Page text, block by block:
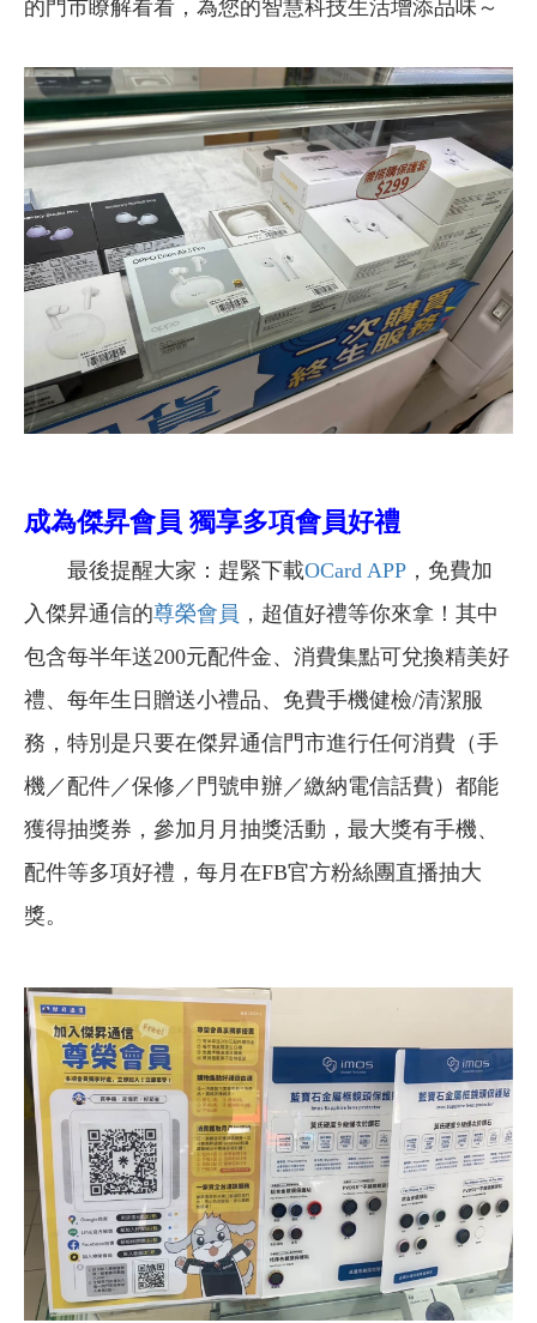
的門市瞭解看看，為您的智慧科技生活增添品味～
成為傑昇會員 獨享多項會員好禮
最後提醒大家：趕緊下載OCard APP ，免費加
入傑昇通信的尊榮會員 ，超值好禮等你來拿！其中
包含每半年送200元配件金、消費集點可兌換精美好
禮、每年生日贈送小禮品、免費手機健檢/清潔服
務，特別是只要在傑昇通信門市進行任何消費（手
機／配件／保修／門號申辦／繳納電信話費）都能
獲得抽獎券，參加月月抽獎活動，最大獎有手機、
配件等多項好禮，每月在FB官方粉絲團直播抽大
獎。